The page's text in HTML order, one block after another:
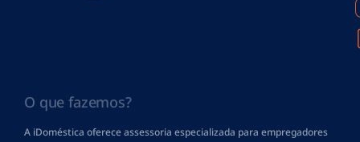
O que fazemos?
A iDoméstica oferece assessoria especializada para empregadores